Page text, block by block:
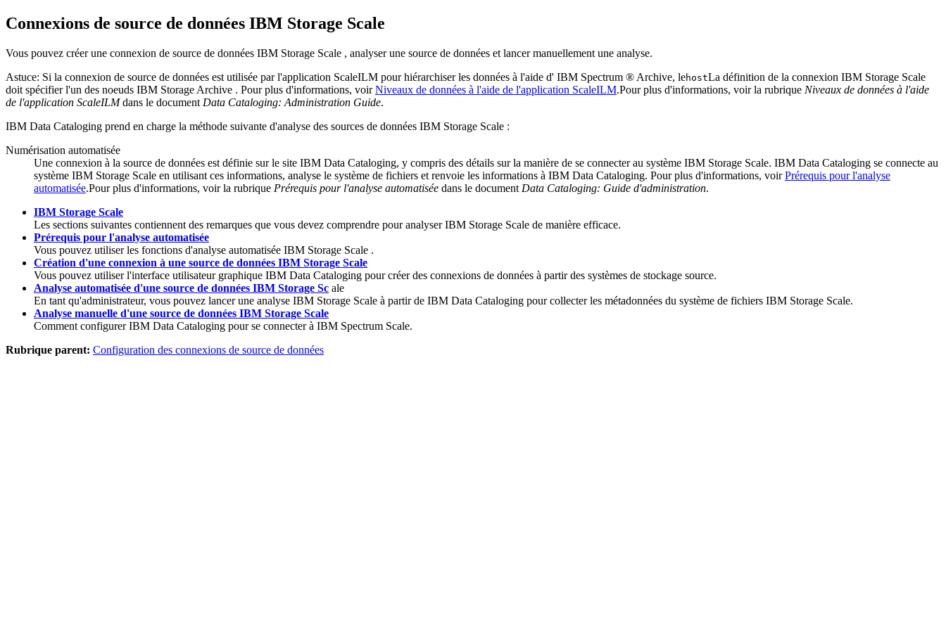
Connexions de source de données IBM Storage Scale
Vous pouvez créer une connexion de source de données IBM Storage Scale , analyser une source de données et lancer manuellement une analyse.
Astuce: Si la connexion de source de données est utilisée par l'application ScaleILM pour hiérarchiser les données à l'aide d' IBM Spectrum ® Archive, lehostLa définition de la connexion IBM Storage Scale
doit spécifier l'un des noeuds IBM Storage Archive . Pour plus d'informations, voirNiveaux de données à l'aide de l'application ScaleILM.Pour plus d'informations, voir la rubrique Niveaux de données à l'aide
de l'application ScaleILMdans le document Data Cataloging: Administration Guide.
IBM Data Cataloging prend en charge la méthode suivante d'analyse des sources de données IBM Storage Scale :
Numérisation automatisée
Une connexion à la source de données est définie sur le site IBM Data Cataloging, y compris des détails sur la manière de se connecter au système IBM Storage Scale. IBM Data Cataloging se connecte au
système IBM Storage Scale en utilisant ces informations, analyse le système de fichiers et renvoie les informations à IBM Data Cataloging. Pour plus d'informations, voirPrérequis pour l'analyse
automatisée.Pour plus d'informations, voir la rubrique Prérequis pour l'analyse automatisée dans le document Data Cataloging: Guide d'administration.
IBM Storage Scale
Les sections suivantes contiennent des remarques que vous devez comprendre pour analyserIBM Storage Scale de manière efficace.
Prérequis pour l'analyse automatisée
Vous pouvez utiliser les fonctions d'analyse automatisée IBM Storage Scale .
Création d'une connexion à une source de données IBM Storage Scale
Vous pouvez utiliser l'interface utilisateur graphique IBM Data Cataloging pour créer des connexions de données à partir des systèmes de stockage source.
Analyse automatisée d'une source de données IBM Storage Sc ale
En tant qu'administrateur, vous pouvez lancer une analyse IBM Storage Scale à partir de IBM Data Cataloging pour collecter les métadonnées du système de fichiers IBM Storage Scale.
Analyse manuelle d'une source de données IBM Storage Scale
Comment configurerIBM Data Cataloging pour se connecter à IBM Spectrum Scale.
Rubrique parent: Configuration des connexions de source de données